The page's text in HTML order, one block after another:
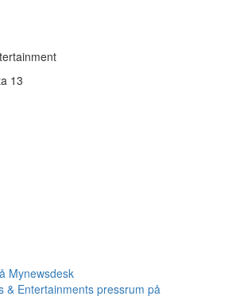
13
Mynewsdesk
& Entertainments pressrum på